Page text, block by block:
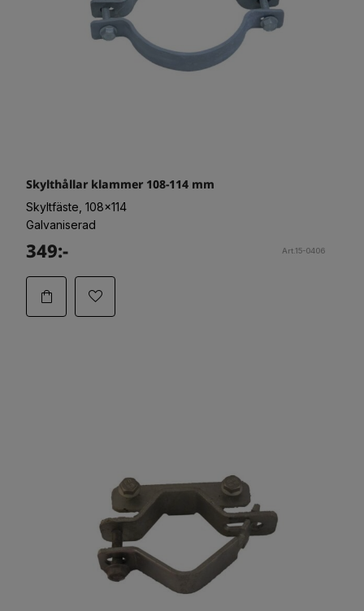
Skylthållar klammer 108-114 mm
Skyltfäste, 108x114
Galvaniserad
349:- Art.15-0406